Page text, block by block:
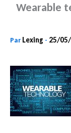
Wearable
Par Lexing - 25/